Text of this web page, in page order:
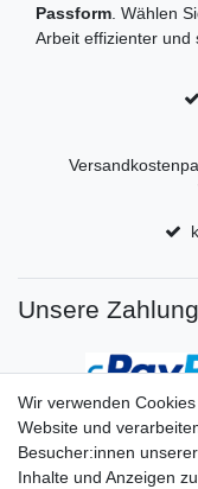
Passform . Wählen
Arbeit effizienter und
Unsere
Wir verwenden
Website und
Besucher:innen
Inhalte und Anzeigen